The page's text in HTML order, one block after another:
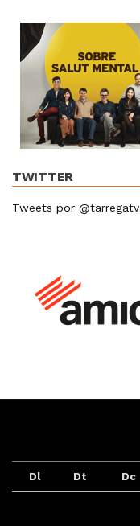
TWITTER
Tweets por @tarregatv
Dl Dt Dc